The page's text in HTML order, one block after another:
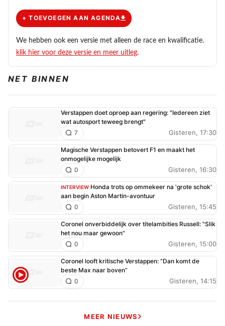
INLOGGEN AANMELDEN
+ TOEVOEGEN AAN AGENDA
We hebben ook een versie met alleen de race en kwalificatie.
klik hier voor deze versie en meer uitleg.
NET BINNEN
Verstappen doet oproep aan regering: "Iedereen ziet
wat autosport teweeg brengt"
Gisteren, 17:30
7
Magische Verstappen betovert F1 en maakt het
onmogelijke mogelijk
Gisteren, 16:30
0
INTERVIEW Honda trots op ommekeer na 'grote schok'
aan begin Aston Martin-avontuur
Gisteren, 15:45
0
Coronel onverbiddelijk over titelambities Russell: "Slik
het nou maar gewoon"
Gisteren, 15:00
0
Coronel looft kritische Verstappen: “Dan komt de
beste Max naar boven”
Gisteren, 14:15
0
MEER NIEUWS